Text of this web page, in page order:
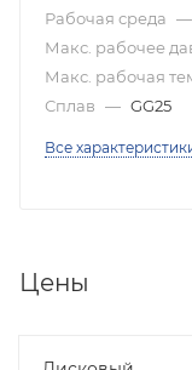
Рабочая среда —
Макс. рабочее
Макс. рабочая
Сплав — GG25
Все
Цены